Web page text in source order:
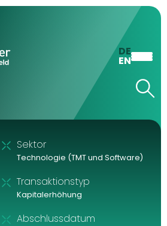
DE
EN
Sektor
Technologie (TMT und Software)
Transaktionstyp
Kapitalerhöhung
Abschlussdatum